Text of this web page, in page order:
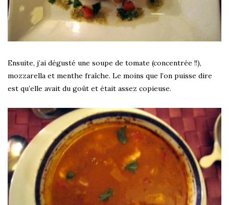
Ensuite, j’ai dégusté une soupe de tomate (concentrée !!),
mozzarella et menthe fraîche. Le moins que l’on puisse dire
est qu’elle avait du goût et était assez copieuse.